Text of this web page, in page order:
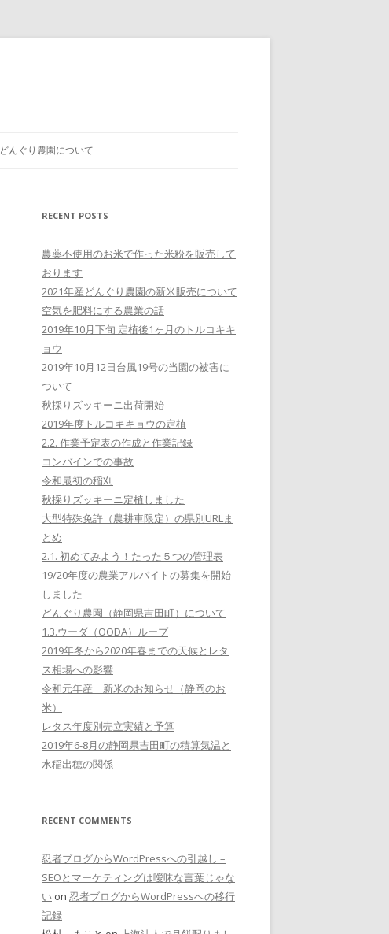
どんぐり農園について
RECENT POSTS
農薬不使用のお米で作った米粉を販売して
おります
2021年産どんぐり農園の新米販売について
空気を肥料にする農業の話
2019年10月下旬 定植後1ヶ月のトルコキキ
ョウ
2019年10月12日台風19号の当園の被害に
ついて
秋採りズッキーニ出荷開始
2019年度トルコキキョウの定植
2.2. 作業予定表の作成と作業記録
コンバインでの事故
令和最初の稲刈
秋採りズッキーニ定植しました
大型特殊免許（農耕車限定）の県別URLま
とめ
2.1. 初めてみよう！たった５つの管理表
19/20年度の農業アルバイトの募集を開始
しました
どんぐり農園（静岡県吉田町）について
1.3.ウーダ（OODA）ループ
2019年冬から2020年春までの天候とレタ
ス相場への影響
令和元年産 新米のお知らせ（静岡のお
米）
レタス年度別売立実績と予算
2019年6-8月の静岡県吉田町の積算気温と
水稲出穂の関係
RECENT COMMENTS
忍者ブログからWordPressへの引越し –
SEOとマーケティングは曖昧な言葉じゃな
い on 忍者ブログからWordPressへの移行
記録